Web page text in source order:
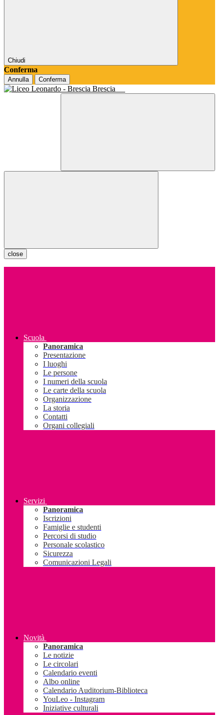
Chiudi
Conferma
Annulla Conferma
Brescia
close
Scuola
Panoramica
Presentazione
I luoghi
Le persone
I numeri della scuola
Le carte della scuola
Organizzazione
La storia
Contatti
Organi collegiali
Servizi
Panoramica
Iscrizioni
Famiglie e studenti
Percorsi di studio
Personale scolastico
Sicurezza
Comunicazioni Legali
Novità
Panoramica
Le notizie
Le circolari
Calendario eventi
Albo online
Calendario Auditorium-Biblioteca
YouLeo - Instagram
Iniziative culturali